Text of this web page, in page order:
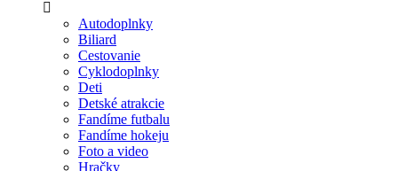
Autodoplnky
Biliard
Cestovanie
Cyklodoplnky
Deti
Detské atrakcie
Fandíme futbalu
Fandíme hokeju
Foto a video
Hračky